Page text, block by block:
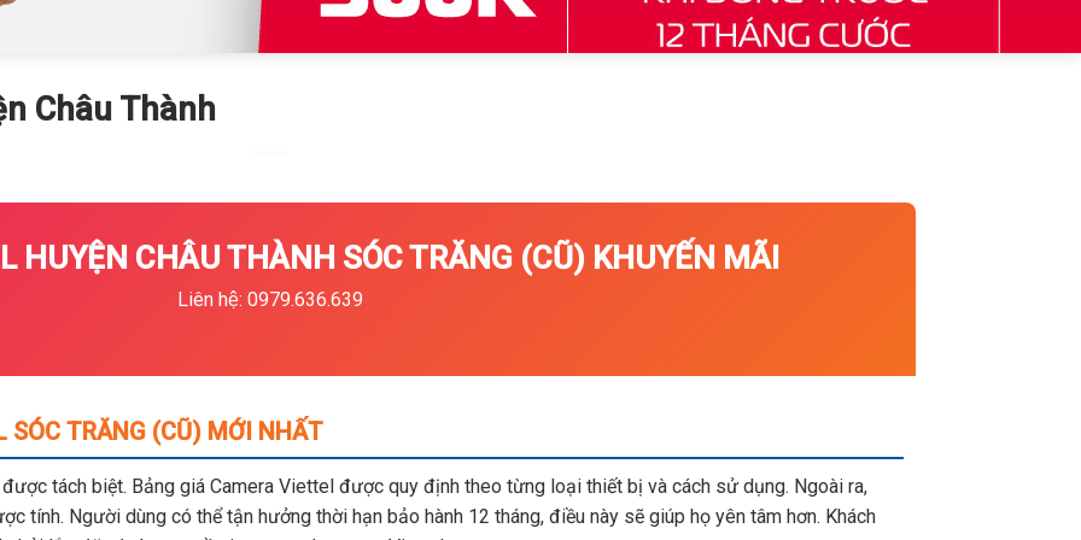
Châu Thành
HUYỆN CHÂU THÀNH SÓC TRĂNG (CŨ) KHUYẾN MÃI
Liên hệ: 0979.636.639
TRĂNG (CŨ) MỚI NHẤT
tách biệt. Bảng giá Camera Viettel được quy định theo từng loại thiết bị và cách sử dụng. Ngoài ra,
tính. Người dùng có thể tận hưởng thời hạn bảo hành 12 tháng, điều này sẽ giúp họ yên tâm hơn. Khách